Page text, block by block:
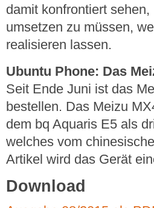
damit konfrontiert
umsetzen zu müssen,
realisieren lassen.
Ubuntu Phone: Das
Seit Ende Juni ist das
bestellen. Das Meizu
dem bq Aquaris E5 als
welches vom
Artikel wird das Gerät
Download